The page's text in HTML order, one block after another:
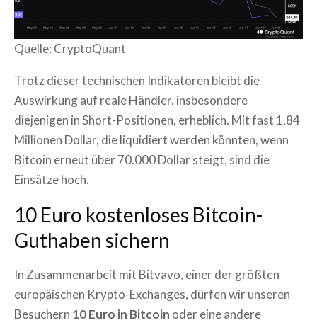
Quelle: CryptoQuant
Trotz dieser technischen Indikatoren bleibt die
Auswirkung auf reale Händler, insbesondere
diejenigen in Short-Positionen, erheblich. Mit fast 1,84
Millionen Dollar, die liquidiert werden könnten, wenn
Bitcoin erneut über 70.000 Dollar steigt, sind die
Einsätze hoch.
10 Euro kostenloses Bitcoin-
Guthaben sichern
In Zusammenarbeit mit Bitvavo, einer der größten
europäischen Krypto-Exchanges, dürfen wir unseren
Besuchern 10 Euro in Bitcoin oder eine andere